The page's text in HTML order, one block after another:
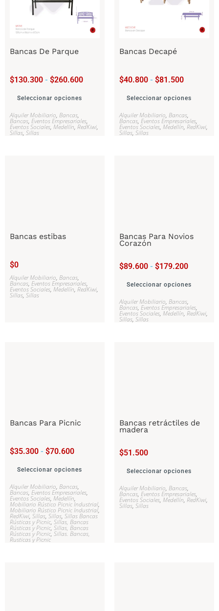
Bancas De Parque
$130.300 - $260.600
Seleccionar opciones
Alquiler Mobiliario, Bancas,
Bancas, Eventos Empresariales,
Eventos Sociales, Medellín, RedKiwi,
Sillas, Sillas
Bancas Decapé
$40.800 - $81.500
Seleccionar opciones
Alquiler Mobiliario, Bancas,
Bancas, Eventos Empresariales,
Eventos Sociales, Medellín, RedKiwi,
Sillas, Sillas
Bancas estibas
$0
Alquiler Mobiliario, Bancas,
Bancas, Eventos Empresariales,
Eventos Sociales, Medellín, RedKiwi,
Sillas, Sillas
Bancas Para Novios
Corazón
$89.600 - $179.200
Seleccionar opciones
Alquiler Mobiliario, Bancas,
Bancas, Eventos Empresariales,
Eventos Sociales, Medellín, RedKiwi,
Sillas, Sillas
Bancas Para Picnic
$35.300 - $70.600
Seleccionar opciones
Alquiler Mobiliario, Bancas,
Bancas, Eventos Empresariales,
Eventos Sociales, Medellín,
Mobiliario Rústico Picnic Industrial,
Mobiliario Rústico Picnic Industrial,
RedKiwi, Sillas, Sillas, Sillas Bancas
Rústicas y Picnic, Sillas, Bancas
Rústicas y Picnic, Sillas, Bancas
Rústicas y Picnic, Sillas. Bancas,
Rusticas y Picnic
Bancas retráctiles de
madera
$51.500
Seleccionar opciones
Alquiler Mobiliario, Bancas,
Bancas, Eventos Empresariales,
Eventos Sociales, Medellín, RedKiwi,
Sillas, Sillas